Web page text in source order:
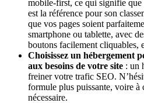
mobile-first, ce qui signifie
est la référence pour son
que vos pages soient
smartphone ou tablette, avec
boutons facilement cliquables,
Choisissez un hébergement
aux besoins de votre site : un
freiner votre trafic SEO.
formule plus puissante, voire à
nécessaire.